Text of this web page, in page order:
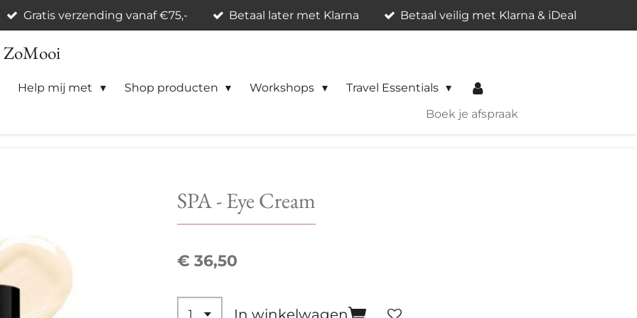
Gratis verzending vanaf €75,- Betaal later met Klarna Betaal veilig met Klarna & iDeal
ZoMooi
Help mij met Shop producten Workshops
Travel Essentials
Boek je afspraak
SPA - Eye Cream
€ 36,50